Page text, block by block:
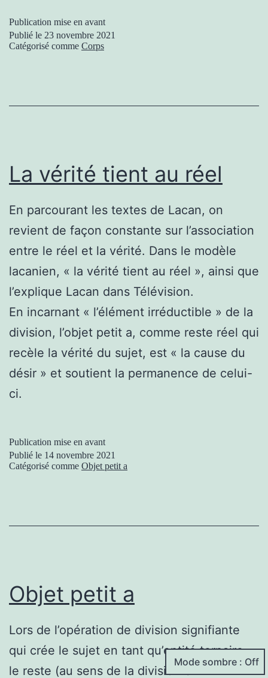
Publication mise en avant
Publié le 23 novembre 2021
Catégorisé comme Corps
La vérité tient au réel
En parcourant les textes de Lacan, on
revient de façon constante sur l’association
entre le réel et la vérité. Dans le modèle
lacanien, « la vérité tient au réel », ainsi que
l’explique Lacan dans Télévision.
En incarnant « l’élément irréductible » de la
division, l’objet petit a, comme reste réel qui
recèle la vérité du sujet, est « la cause du
désir » et soutient la permanence de celui-
ci.
Publication mise en avant
Publié le 14 novembre 2021
Catégorisé comme Objet petit a
Objet petit a
Lors de l’opération de division signifiante
qui crée le sujet en tant qu’entité ternaire,
le reste (au sens de la division en
Mode sombre : Off